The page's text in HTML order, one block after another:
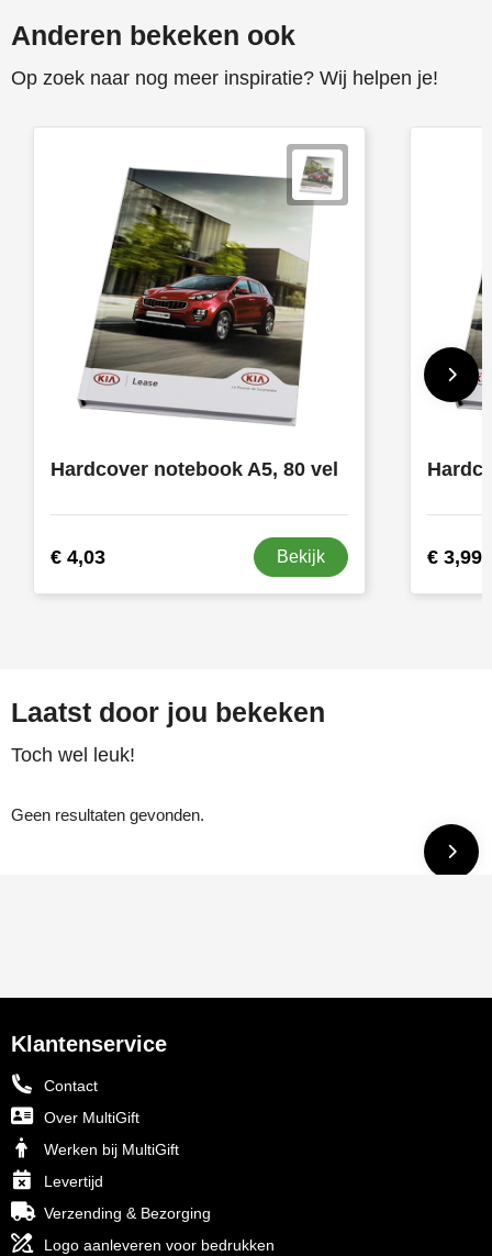
Anderen bekeken ook
Op zoek naar nog meer inspiratie? Wij helpen je!
Hardcover notebook A5, 80 vel
€ 4,03 Bekijk € 3,99
Laatst door jou bekeken
Toch wel leuk!
Geen resultaten gevonden.
Klantenservice
Contact
Over MultiGift
Werken bij MultiGift
Levertijd
Verzending & Bezorging
Logo aanleveren voor bedrukken